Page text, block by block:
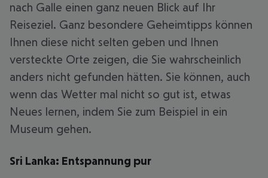
nach Galle einen ganz neuen Blick auf Ihr
Reiseziel. Ganz besondere Geheimtipps können
Ihnen diese nicht selten geben und Ihnen
versteckte Orte zeigen, die Sie wahrscheinlich
anders nicht gefunden hätten. Sie können, auch
wenn das Wetter mal nicht so gut ist, etwas
Neues lernen, indem Sie zum Beispiel in ein
Museum gehen.
Sri Lanka: Entspannung pur